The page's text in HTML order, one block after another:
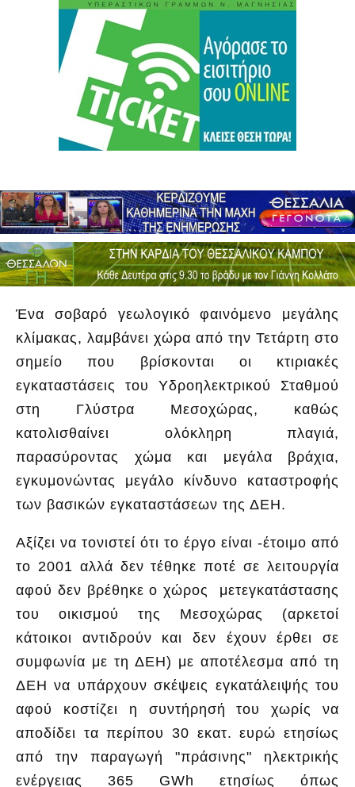
Ένα σοβαρό γεωλογικό φαινόμενο μεγάλης
κλίμακας, λαμβάνει χώρα από την Τετάρτη στο
σημείο που βρίσκονται οι κτιριακές
εγκαταστάσεις του Υδροηλεκτρικού Σταθμού
στη Γλύστρα Μεσοχώρας, καθώς
κατολισθαίνει ολόκληρη πλαγιά,
παρασύροντας χώμα και μεγάλα βράχια,
εγκυμονώντας μεγάλο κίνδυνο καταστροφής
των βασικών εγκαταστάσεων της ΔΕΗ.
Αξίζει να τονιστεί ότι το έργο είναι -έτοιμο από
το 2001 αλλά δεν τέθηκε ποτέ σε λειτουργία
αφού δεν βρέθηκε ο χώρος μετεγκατάστασης
του οικισμού της Μεσοχώρας (αρκετοί
κάτοικοι αντιδρούν και δεν έχουν έρθει σε
συμφωνία με τη ΔΕΗ) με αποτέλεσμα από τη
ΔΕΗ να υπάρχουν σκέψεις εγκατάλειψής του
αφού κοστίζει η συντήρησή του χωρίς να
αποδίδει τα περίπου 30 εκατ. ευρώ ετησίως
από την παραγωγή "πράσινης" ηλεκτρικής
ενέργειας 365 GWh ετησίως όπως